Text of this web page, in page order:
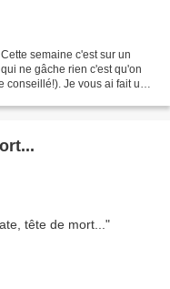
semaine c'est sur un
ne gâche rien c'est qu'on
Je vous ai fait un